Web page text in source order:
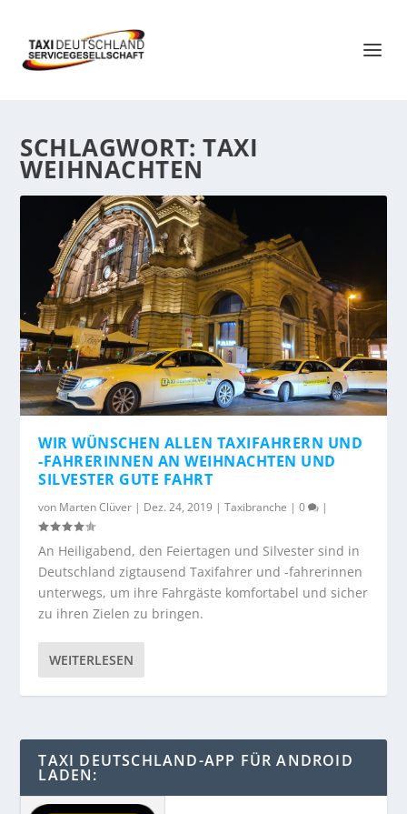
SCHLAGWORT:TAXI
WEIHNACHTEN
WIR WÜNSCHEN ALLEN TAXIFAHRERN UND
-FAHRERINNEN AN WEIHNACHTEN UND
SILVESTER GUTE FAHRT
von Marten Clüver | Dez. 24, 2019 |Taxibranche |0 |
An Heiligabend, den Feiertagen und Silvester sind in
Deutschland zigtausend Taxifahrer und -fahrerinnen
unterwegs, um ihre Fahrgäste komfortabel und sicher
zu ihren Zielen zu bringen.
WEITERLESEN
TAXI DEUTSCHLAND-APP FÜR ANDROID
LADEN: